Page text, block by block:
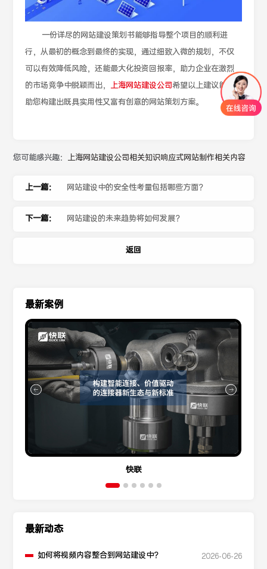
一份详尽的网站建设策划书能够指导整个项目的顺利进
行，从最初的概念到最终的实现，通过细致入微的规划，不仅
可以有效降低风险，还能最大化投资回报率，助力企业在激烈
的市场竞争中脱颖而出， 上海网站建设公司希望以上建议能帮
助您构建出既具实用性又富有创意的网站策划方案。
您可能感兴趣： 上海网站建设公司相关知识响应式网站制作相关内容
上一篇： 网站建设中的安全性考量包括哪些方面？
下一篇： 网站建设的未来趋势将如何发展？
返回
最新案例
快联
最新动态
如何将视频内容整合到网站建设中？ 2026-06-26